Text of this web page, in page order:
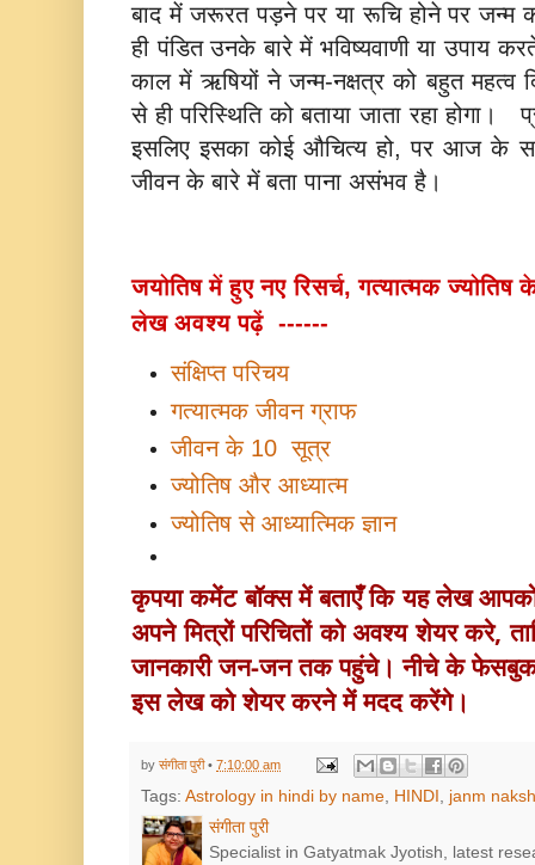
बाद में जरूरत पड़ने पर या रूचि होने पर जन्म
ही पंडित उनके बारे में भविष्यवाणी या उपाय
काल में ऋषियों ने जन्म-नक्षत्र को बहुत महत्व
से ही परिस्थिति को बताया जाता रहा
इसलिए इसका कोई औचित्य हो, पर आज के
जीवन के बारे में बता पाना असंभव है।
जयोतिष में हुए नए रिसर्च, गत्यात्मक
लेख अवश्य पढ़ें ------
संक्षिप्त परिचय
गत्यात्मक जीवन ग्राफ
जीवन के 10 सूत्र
ज्योतिष और आध्यात्म
ज्योतिष से आध्यात्मिक ज्ञान
कृपया कमेंट बॉक्स में बताएँ कि यह लेख
अपने मित्रों परिचितों को अवश्य शेयर करे,
जानकारी जन-जन तक पहुंचे। नीचे के
इस लेख को शेयर करने में मदद करेंगे।
by संगीता पुरी• 7:10:00 am
Tags: Astrology in hindi by name HINDI
janm
संगीता पुरी
Specialist in Gatyatmak Jyotish, latest